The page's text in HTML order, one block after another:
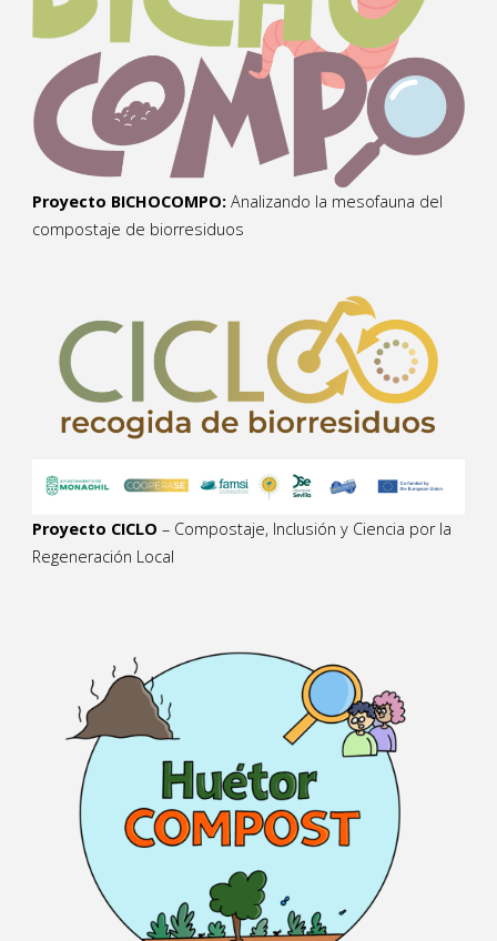
Proyecto BICHOCOMPO: Analizando la mesofauna del
compostaje de biorresiduos
Proyecto CICLO – Compostaje, Inclusión y Ciencia por la
Regeneración Local